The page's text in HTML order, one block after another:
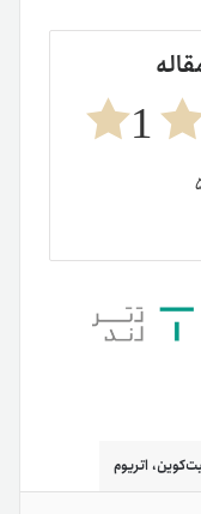
1
اتریوم